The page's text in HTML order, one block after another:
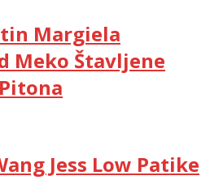
Margiela
Meko Štavljene
Jess Low Patike